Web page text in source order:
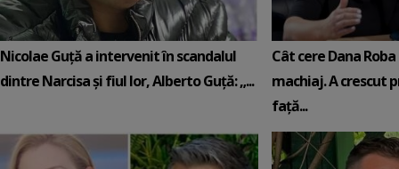
Nicolae Guță a intervenit în scandalul
dintre Narcisa și fiul lor, Alberto Guță: „...
Cât cere Dana
machiaj. A crescut
față...